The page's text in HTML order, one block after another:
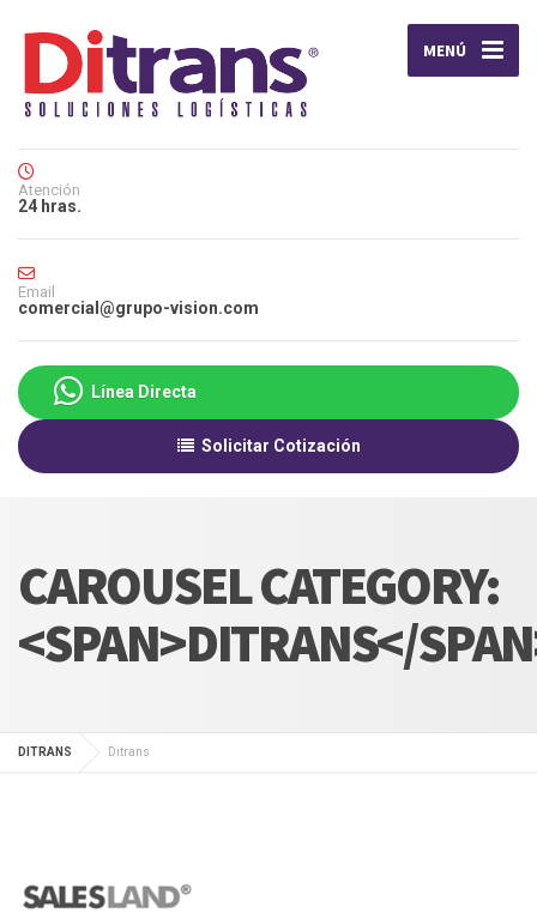
MENÚ
Atención
24 hras.
Email
comercial@grupo-vision.com
Línea Directa
Solicitar Cotización
CAROUSEL CATEGORY:
<SPAN>DITRANS</
DITRANS Ditrans